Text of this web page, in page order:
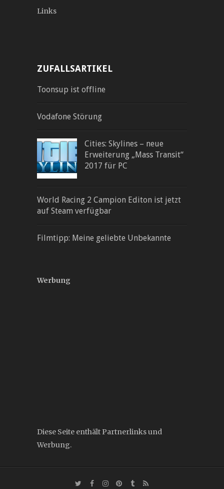
Links
ZUFALLSARTIKEL
Toonsup ist offline
Vodafone Störung
Cities: Skylines – neue
Erweiterung „Mass Transit“
2017 für PC
World Racing 2 Campion Editon ist jetzt
auf Steam verfügbar
Filmtipp: Meine geliebte Unbekannte
Werbung
Diese Seite enthält Partnerlinks und
Werbung.